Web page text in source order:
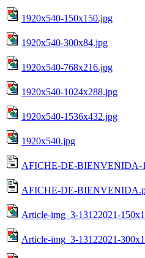
1920x540-150x150.jpg
1920x540-300x84.jpg
1920x540-768x216.jpg
1920x540-1024x288.jpg
1920x540-1536x432.jpg
1920x540.jpg
AFICHE-DE-BIENVENIDA-
AFICHE-DE-
Article-img_3-13122021-
Article-img_3-13122021-